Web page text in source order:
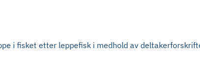
i fisket etter leppefisk i medhold av